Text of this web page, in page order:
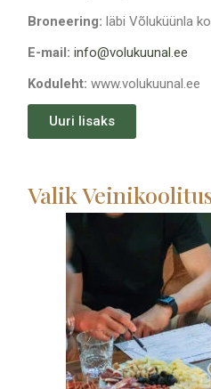
Broneering: läbi Võluküünla
E-mail: info@volukuunal.ee
Koduleht: www.volukuunal.ee
Uuri lisaks
Valik